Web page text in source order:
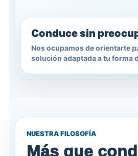
Conduce sin
Nos ocupamos de orientarte
solución adaptada a tu forma
NUESTRA FILOSOFÍA
Más que